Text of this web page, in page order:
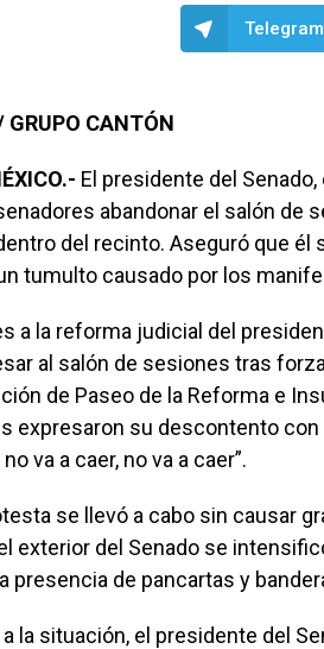
Telegram
GRUPO CANTÓN
El presidente del
abandonar el salón de
del recinto. Aseguró que él
tumulto causado por los
a la reforma judicial del
al salón de sesiones tras
de Paseo de la Reforma e
expresaron su descontento con
va a caer, no va a caer”.
se llevó a cabo sin causar
exterior del Senado se
presencia de pancartas y
la situación, el presidente del